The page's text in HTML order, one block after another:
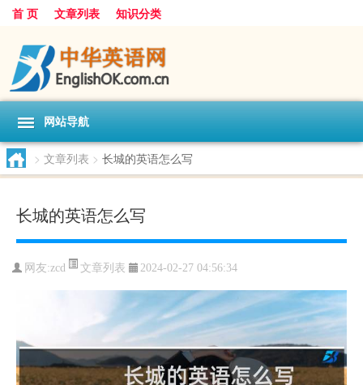
首 页 文章列表 知识分类
网站导航
> 文章列表 > 长城的英语怎么写
长城的英语怎么写
网友:zcd 文章列表 2024-02-27 04:56:34